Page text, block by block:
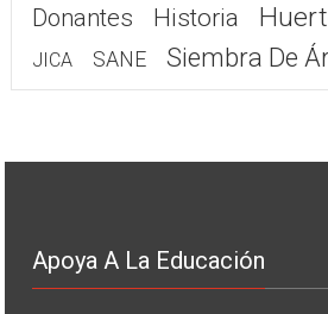
Donantes Historia
JICA SANE Siembra De
Apoya A La Educación